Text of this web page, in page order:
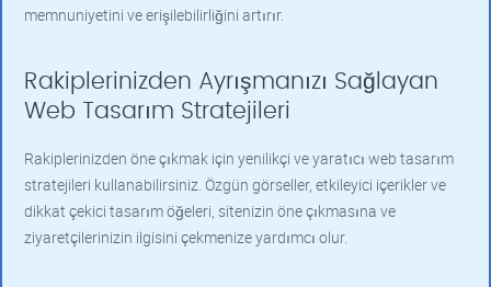
memnuniyetini ve erişilebilirliğini artırır.
Rakiplerinizden Ayrışmanızı Sağlayan
Web Tasarım Stratejileri
Rakiplerinizden öne çıkmak için yenilikçi ve yaratıcı web tasarım
stratejileri kullanabilirsiniz. Özgün görseller, etkileyici içerikler ve
dikkat çekici tasarım öğeleri, sitenizin öne çıkmasına ve
ziyaretçilerinizin ilgisini çekmenize yardımcı olur.